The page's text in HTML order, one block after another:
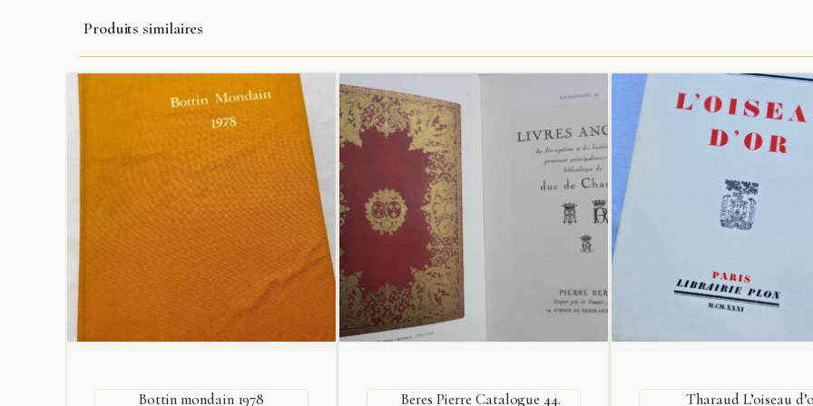
Produits similaires
Bottin mondain 1978
Beres Pierre Catalogue 44.
Tharaud L’oiseau